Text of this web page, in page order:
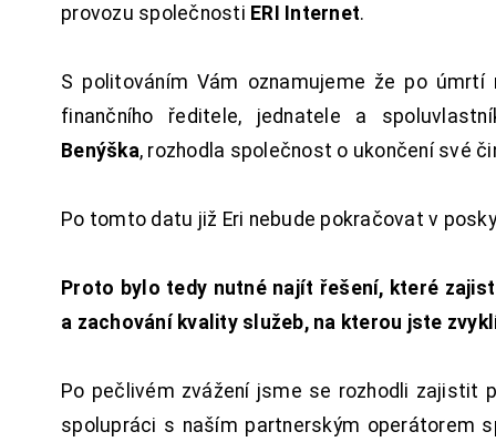
provozu společnosti ERI Internet.
S politováním Vám oznamujeme že po úmrtí
finančního ředitele, jednatele a
Benýška, rozhodla společnost o ukončení své
Po tomto datu již Eri nebude pokračovat v
Proto bylo tedy nutné najít řešení, které
a zachování kvality služeb, na kterou jste
Po pečlivém zvážení jsme se rozhodli zajistit
spolupráci s naším partnerským operátorem